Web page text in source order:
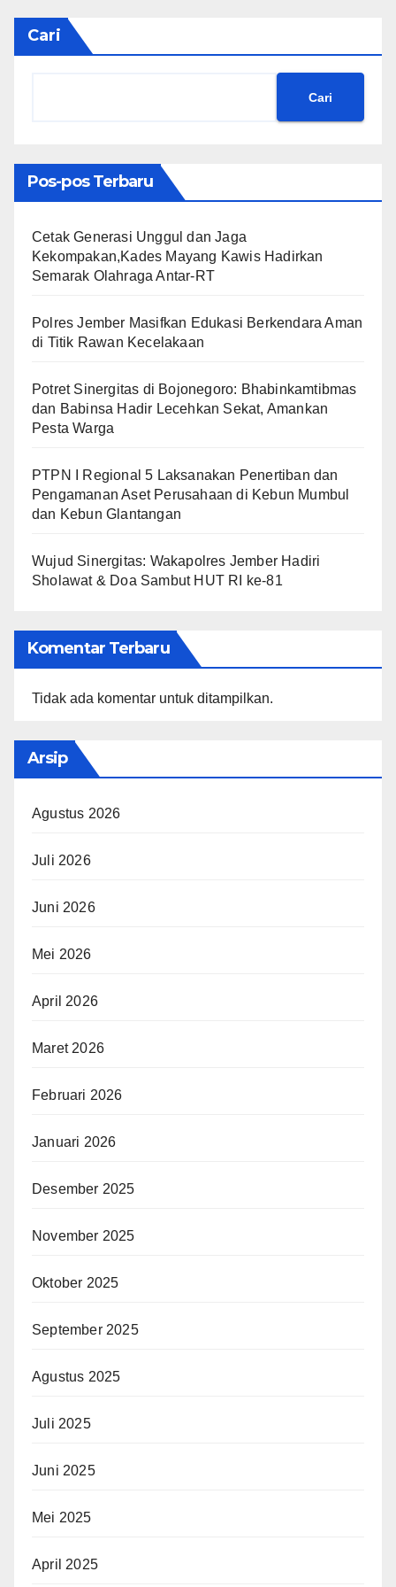
Cari
Cari
Pos-pos Terbaru
Cetak Generasi Unggul dan Jaga
Kekompakan,Kades Mayang Kawis Hadirkan
Semarak Olahraga Antar-RT
Polres Jember Masifkan Edukasi Berkendara Aman
di Titik Rawan Kecelakaan
​Potret Sinergitas di Bojonegoro: Bhabinkamtibmas
dan Babinsa Hadir Lecehkan Sekat, Amankan
Pesta Warga
PTPN I Regional 5 Laksanakan Penertiban dan
Pengamanan Aset Perusahaan di Kebun Mumbul
dan Kebun Glantangan
Wujud Sinergitas: Wakapolres Jember Hadiri
Sholawat & Doa Sambut HUT RI ke-81
Komentar Terbaru
Tidak ada komentar untuk ditampilkan.
Arsip
Agustus 2026
Juli 2026
Juni 2026
Mei 2026
April 2026
Maret 2026
Februari 2026
Januari 2026
Desember 2025
November 2025
Oktober 2025
September 2025
Agustus 2025
Juli 2025
Juni 2025
Mei 2025
April 2025